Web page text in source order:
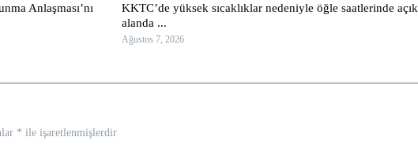
Anlaşması’nı
KKTC’de yüksek sıcaklıklar nedeniyle öğle saatlerinde açık
alanda ...
Ağustos 7, 2026
* ile işaretlenmişlerdir